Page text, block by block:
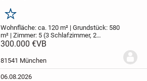
Merken
Wohnfläche: ca. 120 m² | Grundstück: 580
m² | Zimmer: 5 (3 Schlafzimmer, 2
Wohnzimmer) | Baujahr: 1970er
(Doppelhaushälfte) aus den 1970er
Jahren bietet auf...
300.000 €VB
81541 München
06.08.2026